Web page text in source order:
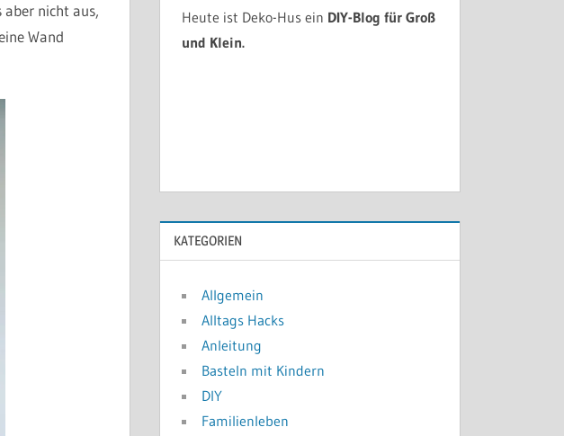
aber nicht aus,
Wand
Heute ist Deko-Hus ein DIY-Blog für Groß
und Klein.
KATEGORIEN
Allgemein
Alltags Hacks
Anleitung
Basteln mit Kindern
DIY
Familienleben